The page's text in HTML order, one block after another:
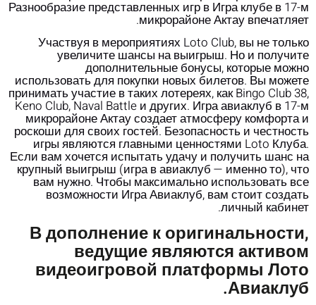
Разнообразие представленных игр в Игра клубе в 17-м
микрорайоне Актау впечатляет.
Участвуя в мероприятиях Loto Club, вы не только
увеличите шансы на выигрыш. Но и получите
дополнительные бонусы, которые можно
использовать для покупки новых билетов. Вы можете
принимать участие в таких лотереях, как Bingo Club 38,
Keno Club, Naval Battle и других. Игра авиаклуб в 17-м
микрорайоне Актау создает атмосферу комфорта и
роскоши для своих гостей. Безопасность и честность
игры являются главными ценностями Loto Клуба.
Если вам хочется испытать удачу и получить шанс на
крупный выигрыш (игра в авиаклуб — именно то), что
вам нужно. Чтобы максимально использовать все
возможности Игра Авиаклуб, вам стоит создать
личный кабинет.
В дополнение к оригинальности,
ведущие являются активом
видеоигровой платформы Лото
Авиаклуб.